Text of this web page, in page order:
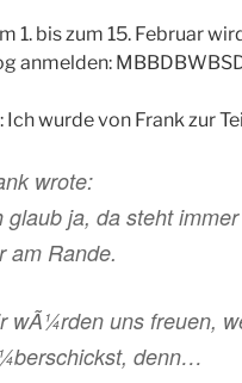
1. bis zum 15. Februar
anmelden:
Ich wurde von Frank zur
wrote:
glaub ja, da steht
am Rande.
wÃ¼rden uns freuen,
denn…